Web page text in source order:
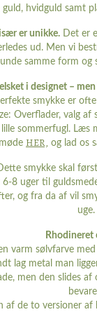
guld, hvidguld samt
er unikke. Det er
ud. Men vi
samme form og
i designet –
smykke er
Overflader, valg
sommerfugl. Læs
HER, og lad os
smykke skal
6-8 uger til
og fra da af vil
uge.
Rhodineret
varm sølvfarve
lag metal man
men den slides
af de to versioner af